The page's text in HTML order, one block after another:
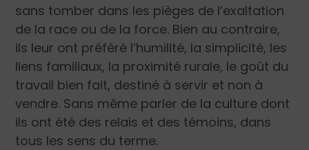
sans tomber dans les pièges de l’exaltation
de la race ou de la force. Bien au contraire,
ils leur ont préféré l’humilité, la simplicité, les
liens familiaux, la proximité rurale, le goût du
travail bien fait, destiné à servir et non à
vendre. Sans même parler de la culture dont
ils ont été des relais et des témoins, dans
tous les sens du terme.